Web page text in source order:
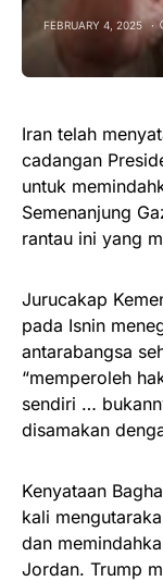
FEBRUARY 4, 2025
Iran telah
cadangan
untuk
Semenanjung
rantau ini yang
Jurucakap
pada Isnin
antarabangsa
“memperoleh
sendiri …
disamakan
Kenyataan
kali
dan
Jordan. Trump